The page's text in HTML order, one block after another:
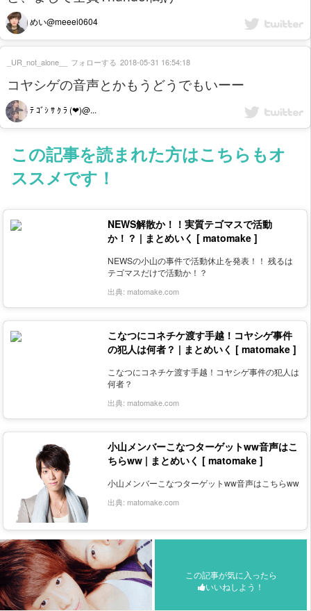
めい@meeei0604
コヤシゲの音声とかもうどうでもいーー
ﾃ ｺﾞｼ ｻ ｸ ﾗ (❤︎)@...
_UR_not_alone__ フォローする 2018-05-31 16:54:18
この記事を読まれた方はこちらもオ
ススメです！
NEWS解散か！！実質テゴマスで活動
か！？ | まとめいく [ matomake ]
NEWSの小山の事件で活動休止を発表！！ 残るは
テゴマスだけで活動か！？
出典: matomake.com
こなつにコネチケ渡す手越！コヤシゲ事件
の犯人は何者？ | まとめいく [ matomake ]
こなつにコネチケ渡す手越！コヤシゲ事件の犯人は
何者？
出典: matomake.com
小山メンバーこなつターゲットww音声はこ
ちらww | まとめいく [ matomake ]
小山メンバーこなつターゲットww音声はこちらww
出典: matomake.com
この記事が気に入ったら
いいねしよう！